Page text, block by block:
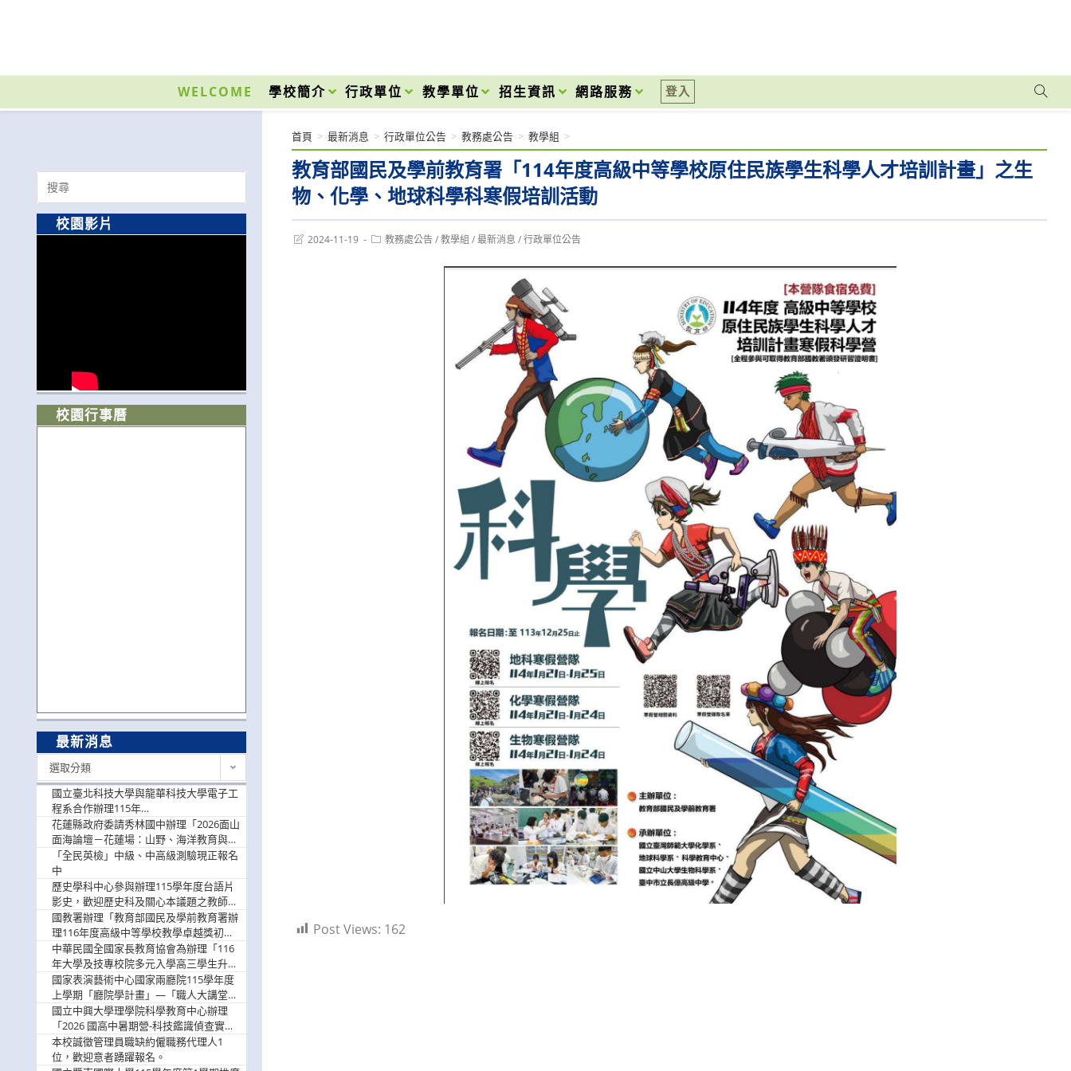
內
WELCOME 學校簡介 行政單位 教學單位 招生資訊 網路服務 登入
教育部國民及學前教育署「114年度高級中等學校原住民族學生科學人才培訓計畫」之生
物、化學、地球科學科寒假培訓活動
首頁 > 最新消息 > 行政單位公告 > 教務處公告 > 教學組 >
Post2024-11-19
Post教務處公告 / 教學組 / 最新消息 / 行政單位公告
Post Views: 162
Search
for:
校園影片
校園行事曆
最新消息
選取分類
國立臺北科技大學與龍華科技大學電子工
程系合作辦理115年
「115.08.10~08.12「AI賦能應用於智慧半
導體研習營」，歡迎學生踴躍報名參加
花蓮縣政府委請秀林國中辦理「2026面山
面海論壇－花蓮場：山野、海洋教育與戶
外安全實務課程」，歡迎踴躍報名參加
「全民英檢」中級、中高級測驗現正報名
中
歷史學科中心參與辦理115學年度台語片
影史，歡迎歷史科及關心本議題之教師踴
躍報名參加
國教署辦理「教育部國民及學前教育署辦
理116年度高級中等學校教學卓越獎初選
實施計畫」，鼓勵教師踴躍報名
中華民國全國家長教育協會為辦理「116
年大學及技專校院多元入學高三學生升學
輔導家長說明會」
國家表演藝術中心國家兩廳院115學年度
上學期「廳院學計畫」—「職人大講堂」
及「一日體驗課程」，鼓勵踴躍報名參
與。
國立中興大學理學院科學教育中心辦理
「2026 國高中暑期營-科技鑑識偵查實戰
營」活動資訊，鼓勵學生踴躍報名參加。
本校誠徵管理員職缺約僱職務代理人1
位，歡迎意者踴躍報名。